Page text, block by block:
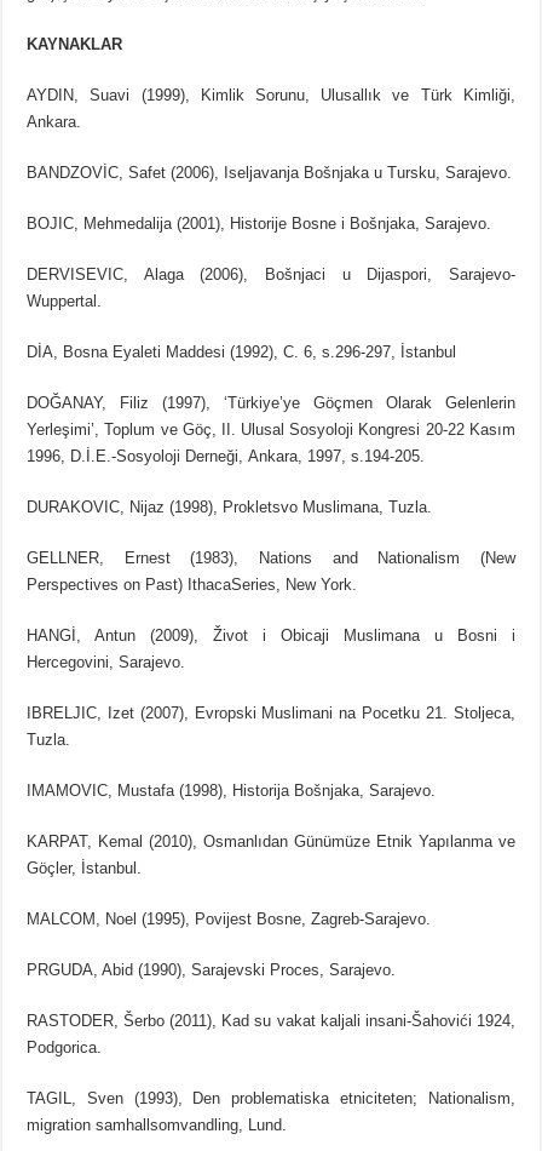
KAYNAKLAR
AYDIN, Suavi (1999), Kimlik Sorunu, Ulusallık ve Türk Kimliği,
Ankara.
BANDZOVİC, Safet (2006), Iseljavanja Bošnjaka u Tursku, Sarajevo.
BOJIC, Mehmedalija (2001), Historije Bosne i Bošnjaka, Sarajevo.
DERVISEVIC, Alaga (2006), Bošnjaci u Dijaspori, Sarajevo-
Wuppertal.
DİA, Bosna Eyaleti Maddesi (1992), C. 6, s.296-297, İstanbul
DOĞANAY, Filiz (1997), ‘Türkiye’ye Göçmen Olarak Gelenlerin
Yerleşimi’, Toplum ve Göç, II. Ulusal Sosyoloji Kongresi 20-22 Kasım
1996, D.İ.E.-Sosyoloji Derneği, Ankara, 1997, s.194-205.
DURAKOVIC, Nijaz (1998), Prokletsvo Muslimana, Tuzla.
GELLNER, Ernest (1983), Nations and Nationalism (New
Perspectives on Past) IthacaSeries, New York.
HANGİ, Antun (2009), Život i Obicaji Muslimana u Bosni i
Hercegovini, Sarajevo.
IBRELJIC, Izet (2007), Evropski Muslimani na Pocetku 21. Stoljeca,
Tuzla.
IMAMOVIC, Mustafa (1998), Historija Bošnjaka, Sarajevo.
KARPAT, Kemal (2010), Osmanlıdan Günümüze Etnik Yapılanma ve
Göçler, İstanbul.
MALCOM, Noel (1995), Povijest Bosne, Zagreb-Sarajevo.
PRGUDA, Abid (1990), Sarajevski Proces, Sarajevo.
RASTODER, Šerbo (2011), Kad su vakat kaljali insani-Šahovići 1924,
Podgorica.
TAGIL, Sven (1993), Den problematiska etniciteten; Nationalism,
migration samhallsomvandling, Lund.